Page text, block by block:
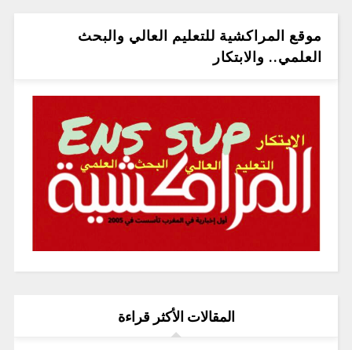
موقع المراكشية للتعليم العالي والبحث
العلمي.. والابتكار
المقالات الأكثر قراءة